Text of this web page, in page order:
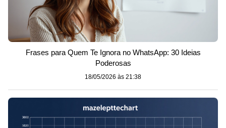
Frases para Quem Te Ignora no WhatsApp: 30 Ideias
Poderosas
18/05/2026 às 21:38